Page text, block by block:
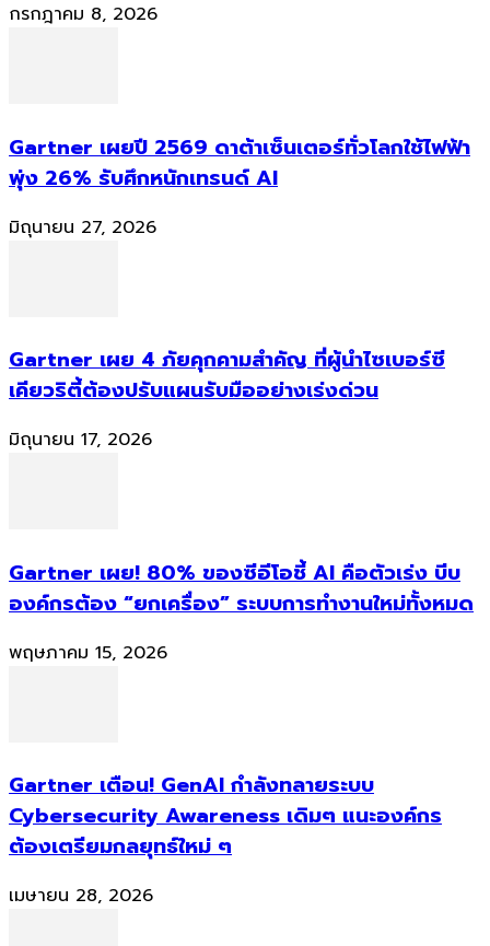
กรกฎาคม 8, 2026
Gartner เผยปี 2569 ดาต้าเซ็นเตอร์ทั่วโลกใช้ไฟฟ้า
พุ่ง 26% รับศึกหนักเทรนด์ AI
มิถุนายน 27, 2026
Gartner เผย 4 ภัยคุกคามสำคัญ ที่ผู้นำไซเบอร์ซี
เคียวริตี้ต้องปรับแผนรับมืออย่างเร่งด่วน
มิถุนายน 17, 2026
Gartner เผย! 80% ของซีอีโอชี้ AI คือตัวเร่ง บีบ
องค์กรต้อง “ยกเครื่อง” ระบบการทำงานใหม่ทั้งหมด
พฤษภาคม 15, 2026
Gartner เตือน! GenAI กำลังทลายระบบ
Cybersecurity Awareness เดิมๆ แนะองค์กร
ต้องเตรียมกลยุทธ์ใหม่ ๆ
เมษายน 28, 2026